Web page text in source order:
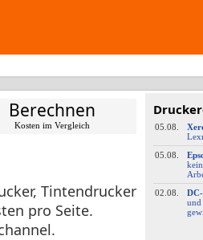
Berechnen
Kosten im Vergleich
Tintendrucker
pro Seite.
05.08.
05.08.
02.08.
DC-
und